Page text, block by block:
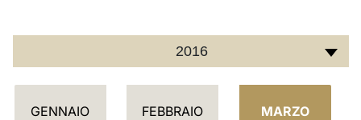
2016
C
GENNAIO FEBBRAIO MARZO